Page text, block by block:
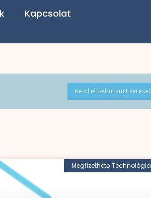
Kapcsolat
Megfizethető Technológia